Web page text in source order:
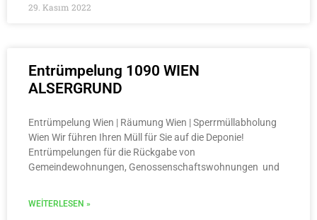
29. Kasım 2022
Entrümpelung 1090 WIEN
ALSERGRUND
Entrümpelung Wien | Räumung Wien | Sperrmüllabholung
Wien Wir führen Ihren Müll für Sie auf die Deponie!
Entrümpelungen für die Rückgabe von
Gemeindewohnungen, Genossenschaftswohnungen und
WEITERLESEN »